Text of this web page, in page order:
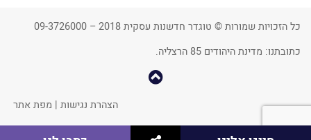
כל הזכויות שמורות © טוגדר חדשנות עסקית 2018 – 09-3726000
כתובתנו: מדינת היהודים 85 הרצליה.
קפוץ
הצהרת נגישות | מפת אתר